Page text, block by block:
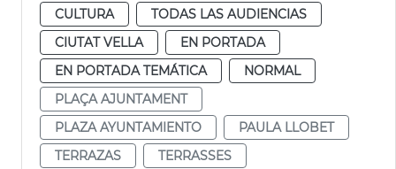
CULTURA
TODAS LAS AUDIENCIAS
CIUTAT VELLA
EN PORTADA
EN PORTADA TEMÁTICA
NORMAL
PLAÇA AJUNTAMENT
PLAZA AYUNTAMIENTO
PAULA LLOBET
TERRAZAS
TERRASSES